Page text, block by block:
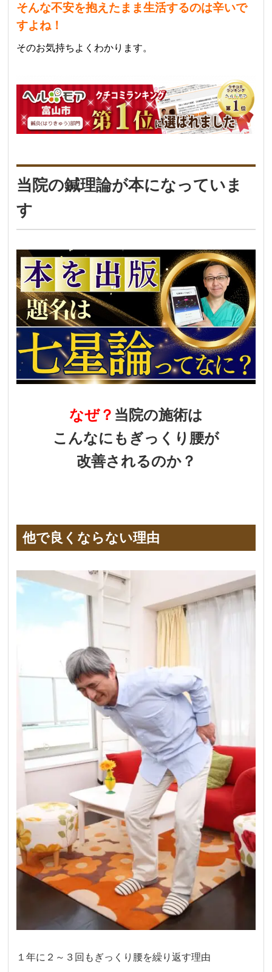
そんな不安を抱えたまま生活するのは辛いで
すよね！
そのお気持ちよくわかります。
当院の鍼理論が本になっていま
す
なぜ？ 当院の施術は
こんなにもぎっくり腰が
改善されるのか？
他で良くならない理由
１年に２～３回もぎっくり腰を繰り返す理由